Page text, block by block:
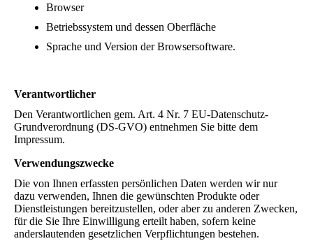
Browser
Betriebssystem und dessen Oberfläche
Sprache und Version der Browsersoftware.
Verantwortlicher
Den Verantwortlichen gem. Art. 4 Nr. 7 EU-Datenschutz-
Grundverordnung (DS-GVO) entnehmen Sie bitte dem
Impressum.
Verwendungszwecke
Die von Ihnen erfassten persönlichen Daten werden wir nur
dazu verwenden, Ihnen die gewünschten Produkte oder
Dienstleistungen bereitzustellen, oder aber zu anderen Zwecken,
für die Sie Ihre Einwilligung erteilt haben, sofern keine
anderslautenden gesetzlichen Verpflichtungen bestehen.